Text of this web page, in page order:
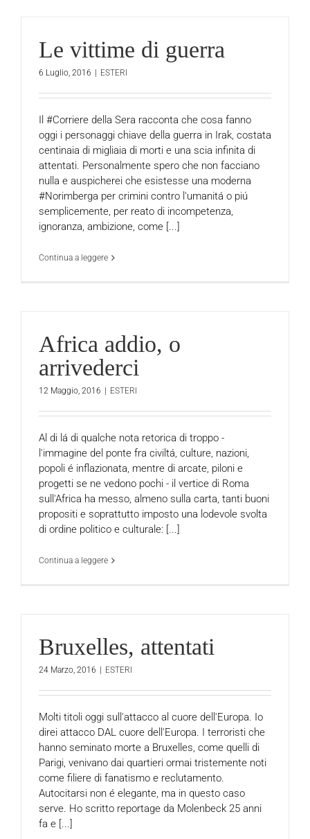
Le vittime di guerra
6 Luglio, 2016 | ESTERI
Il #Corriere della Sera racconta che cosa fanno
oggi i personaggi chiave della guerra in Irak, costata
centinaia di migliaia di morti e una scia infinita di
attentati. Personalmente spero che non facciano
nulla e auspicherei che esistesse una moderna
#Norimberga per crimini contro l'umanitá o piú
semplicemente, per reato di incompetenza,
ignoranza, ambizione, come [...]
Continua a leggere
Africa addio, o
arrivederci
12 Maggio, 2016 | ESTERI
Al di lá di qualche nota retorica di troppo -
l'immagine del ponte fra civiltá, culture, nazioni,
popoli é inflazionata, mentre di arcate, piloni e
progetti se ne vedono pochi - il vertice di Roma
sull'Africa ha messo, almeno sulla carta, tanti buoni
propositi e soprattutto imposto una lodevole svolta
di ordine politico e culturale: [...]
Continua a leggere
Bruxelles, attentati
24 Marzo, 2016 | ESTERI
Molti titoli oggi sull'attacco al cuore dell'Europa. Io
direi attacco DAL cuore dell'Europa. I terroristi che
hanno seminato morte a Bruxelles, come quelli di
Parigi, venivano dai quartieri ormai tristemente noti
come filiere di fanatismo e reclutamento.
Autocitarsi non é elegante, ma in questo caso
serve. Ho scritto reportage da Molenbeck 25 anni
fa e [...]